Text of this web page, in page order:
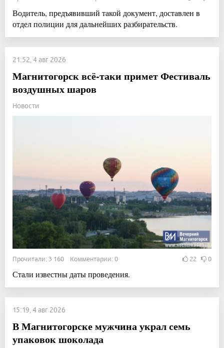
Водитель, предъявивший такой документ, доставлен в
отдел полиции для дальнейших разбирательств.
21:52, 4 авг 2026
Магнитогорск всё-таки примет Фестиваль
воздушных шаров
Новости
Прочитали: 3 160 Комментарии: 0 22 0
Стали известны даты проведения.
15:19, 4 авг 2026
В Магнитогорске мужчина украл семь
упаковок шоколада